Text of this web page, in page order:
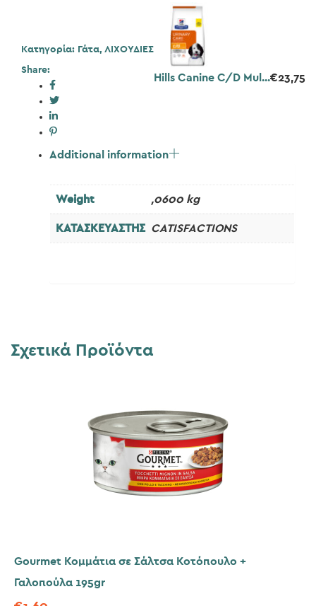
Hills Canine C/D Mul...€23,75
Κατηγορία: Γάτα, ΛΙΧΟΥΔΙΕΣ
Share:
Additional information
Weight ,0600 kg
ΚΑΤΑΣΚΕΥΑΣΤΗΣ CATISFACTIONS
Σχετικά Προϊόντα
Gourmet Κομμάτια σε Σάλτσα Κοτόπουλο +
Γαλοπούλα 195gr